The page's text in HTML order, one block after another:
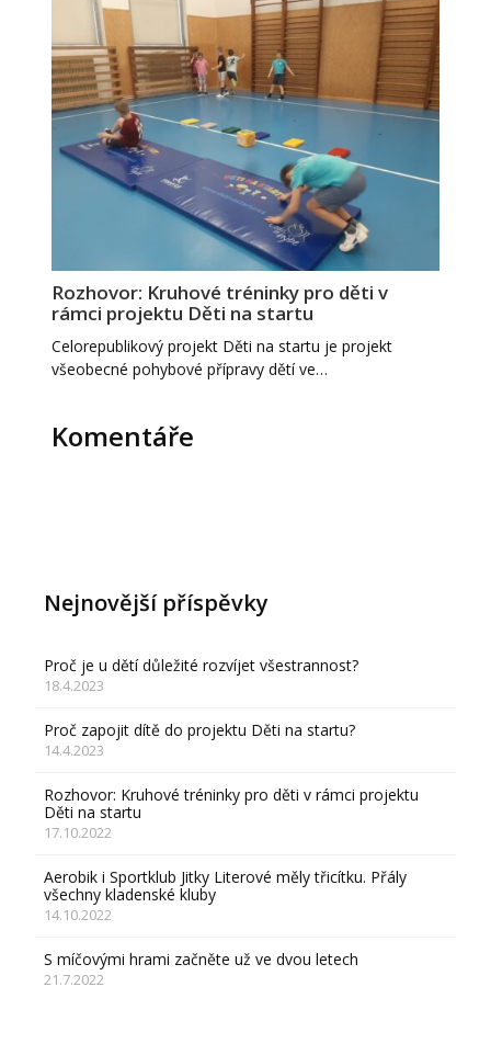
Rozhovor: Kruhové tréninky pro děti v
rámci projektu Děti na startu
Celorepublikový projekt Děti na startu je projekt
všeobecné pohybové přípravy dětí ve…
Komentáře
Nejnovější příspěvky
Proč je u dětí důležité rozvíjet všestrannost?
18.4.2023
Proč zapojit dítě do projektu Děti na startu?
14.4.2023
Rozhovor: Kruhové tréninky pro děti v rámci projektu
Děti na startu
17.10.2022
Aerobik i Sportklub Jitky Literové měly třicítku. Přály
všechny kladenské kluby
14.10.2022
S míčovými hrami začněte už ve dvou letech
21.7.2022